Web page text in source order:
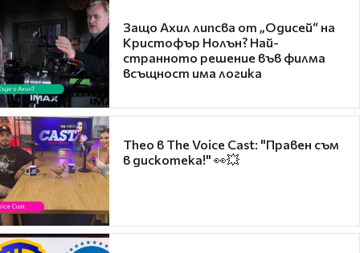
Защо Ахил липсва от „Одисей“ на
Кристофър Нолън? Най-
странното решение във филма
всъщност има логика
Theo в The Voice Cast: "Правен съм
в дискотека!" 👀💥